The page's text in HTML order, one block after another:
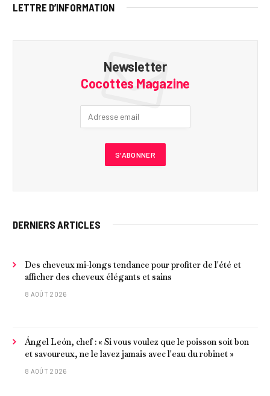
LETTRE D’INFORMATION
Newsletter
Cocottes Magazine
DERNIERS ARTICLES
Des cheveux mi-longs tendance pour profiter de l'été et
afficher des cheveux élégants et sains
8 AOÛT 2026
Ángel León, chef : « Si vous voulez que le poisson soit bon
et savoureux, ne le lavez jamais avec l'eau du robinet »
8 AOÛT 2026